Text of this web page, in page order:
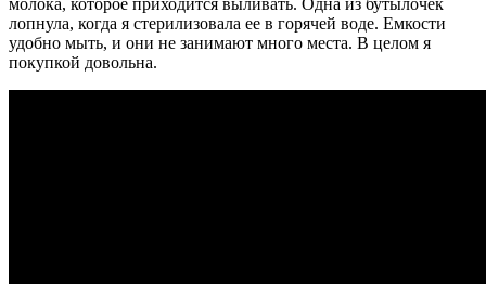
молока, которое приходится выливать. Одна из бутылочек
лопнула, когда я стерилизовала ее в горячей воде. Емкости
удобно мыть, и они не занимают много места. В целом я
покупкой довольна.